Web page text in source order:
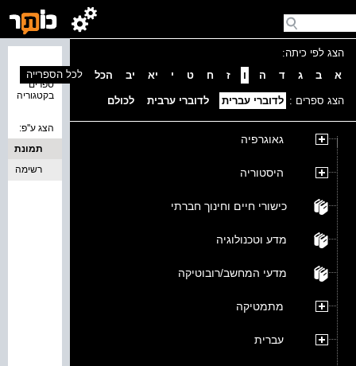
הצג לפי כיתה:
א
ב ג ד ה ו ז ח ט י יא יב הכל
הצג ספרים : לדוברי עברית לדוברי ערבית לכולם
גאוגרפיה
היסטוריה
כישורי חיים וחינוך חברתי
מדע וטכנולוגיה
מדעי המחשב/רובוטיקה
מתמטיקה
עברית
ספרים
בקטגוריה
לכל הספרייה
הצג ע''פ:
תמונת
כריכה
רשימה